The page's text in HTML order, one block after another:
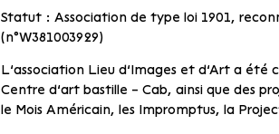
Statut : Association de type loi 1901,
(n°W381003929)
L’association Lieu d’Images et d’Art a été
Centre d’art bastille – Cab, ainsi que des
le Mois Américain, les Impromptus, la